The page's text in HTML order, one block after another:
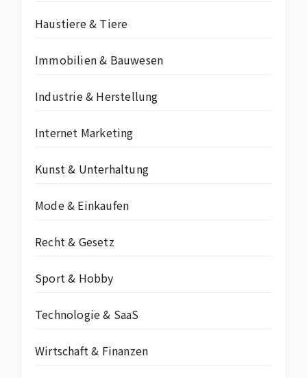
Haustiere & Tiere
Immobilien & Bauwesen
Industrie & Herstellung
Internet Marketing
Kunst & Unterhaltung
Mode & Einkaufen
Recht & Gesetz
Sport & Hobby
Technologie & SaaS
Wirtschaft & Finanzen